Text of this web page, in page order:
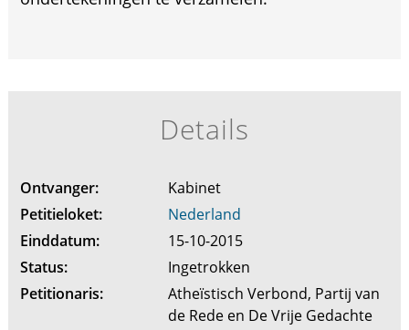
Details
Ontvanger:
Kabinet
Petitieloket:
Nederland
Einddatum:
15-10-2015
Status:
Ingetrokken
Petitionaris:
Atheïstisch Verbond, Partij van
de Rede en De Vrije Gedachte